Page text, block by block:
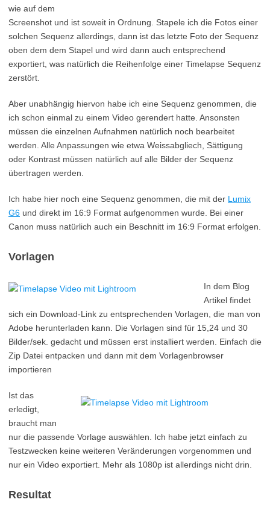
wie auf dem
Screenshot und ist soweit in Ordnung. Stapele ich die Fotos einer
solchen Sequenz allerdings, dann ist das letzte Foto der Sequenz
oben dem dem Stapel und wird dann auch entsprechend
exportiert, was natürlich die Reihenfolge einer Timelapse Sequenz
zerstört.
Aber unabhängig hiervon habe ich eine Sequenz genommen, die
ich schon einmal zu einem Video gerendert hatte. Ansonsten
müssen die einzelnen Aufnahmen natürlich noch bearbeitet
werden. Alle Anpassungen wie etwa Weissabgliech, Sättigung
oder Kontrast müssen natürlich auf alle Bilder der Sequenz
übertragen werden.
Ich habe hier noch eine Sequenz genommen, die mit der Lumix
G6 und direkt im 16:9 Format aufgenommen wurde. Bei einer
Canon muss natürlich auch ein Beschnitt im 16:9 Format erfolgen.
Vorlagen
In dem Blog
Artikel findet
sich ein Download-Link zu entsprechenden Vorlagen, die man von
Adobe herunterladen kann. Die Vorlagen sind für 15,24 und 30
Bilder/sek. gedacht und müssen erst installiert werden. Einfach die
Zip Datei entpacken und dann mit dem Vorlagenbrowser
importieren
Ist das
erledigt,
braucht man
nur die passende Vorlage auswählen. Ich habe jetzt einfach zu
Testzwecken keine weiteren Veränderungen vorgenommen und
nur ein Video exportiert. Mehr als 1080p ist allerdings nicht drin.
Resultat